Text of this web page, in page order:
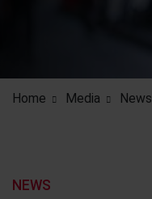
Home Media News
NEWS